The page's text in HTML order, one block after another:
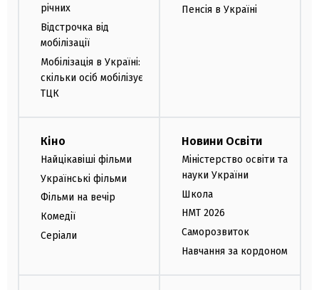
річних
Відстрочка від
мобілізації
Мобілізація в Україні:
скільки осіб мобілізує
ТЦК
Пенсія в Україні
Кіно
Найцікавіші фільми
Українські фільми
Фільми на вечір
Комедії
Серіали
Новини Освіти
Міністерство освіти та
науки України
Школа
НМТ 2026
Саморозвиток
Навчання за кордоном